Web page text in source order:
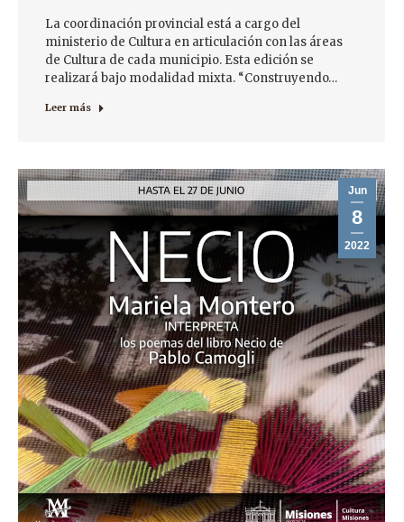
La coordinación provincial está a cargo del
ministerio de Cultura en articulación con las áreas
de Cultura de cada municipio. Esta edición se
realizará bajo modalidad mixta. “Construyendo…
Leer más
Jun
8
2022